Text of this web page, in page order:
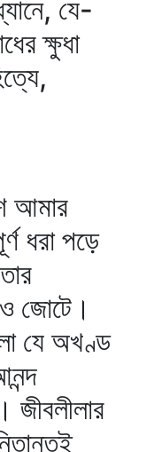
যে-
ক্ষুধা
আমার
ধরা পড়ে
জোটে।
যে অখণ্ড